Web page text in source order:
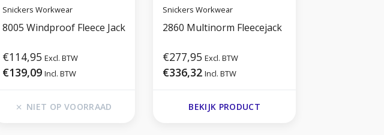
Snickers Workwear
8005 Windproof Fleece Jack
€114,95 Excl. BTW
€139,09 Incl. BTW
NIET OP VOORRAAD
Snickers Workwear
2860 Multinorm Fleecejack
€277,95 Excl. BTW
€336,32 Incl. BTW
BEKIJK PRODUCT